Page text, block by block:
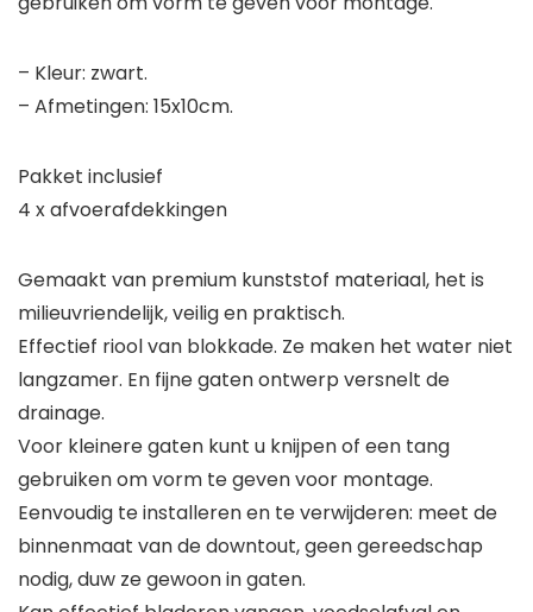
– Kleur: zwart.
– Afmetingen: 15x10cm.
Pakket inclusief
4 x afvoerafdekkingen
Gemaakt van premium kunststof materiaal, het is
milieuvriendelijk, veilig en praktisch.
Effectief riool van blokkade. Ze maken het water niet
langzamer. En fijne gaten ontwerp versnelt de
drainage.
Voor kleinere gaten kunt u knijpen of een tang
gebruiken om vorm te geven voor montage.
Eenvoudig te installeren en te verwijderen: meet de
binnenmaat van de downtout, geen gereedschap
nodig, duw ze gewoon in gaten.